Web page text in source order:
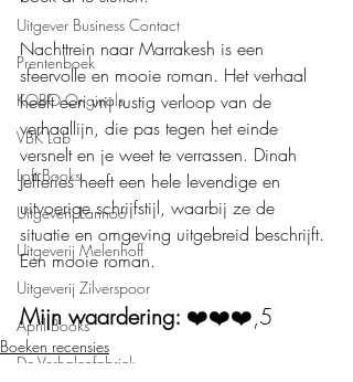
Uitgever Business Contact
Prentenboek
KOBO Originals
VBK Lab
Loft Books
Uitgeverij Lannoo
Uitgeverij Melenhoff
Uitgeverij Zilverspoor
April Books
De Verhalenfabriek
Nachttrein naar Marrakesh is een
sfeervolle en mooie roman. Het verhaal
heeft een vrij rustig verloop van de
verhaallijn, die pas tegen het einde
versnelt en je weet te verrassen. Dinah
Jefferies heeft een hele levendige en
uitvoerige schrijfstijl, waarbij ze de
situatie en omgeving uitgebreid beschrijft.
Een mooie roman.
Mijn waardering: ❤️❤️❤️,5
Boeken recensies
Roman